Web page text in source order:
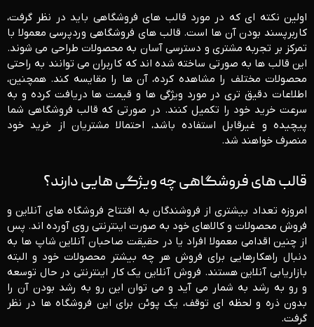
اولین نکته ‌ای که در مورد قالب ‌های فروشگاهی باید در نظر گرفت،
کاربرپسند بودن آن ‌ها است. قالب‌ های فروشگاهی وردپرسی معمولا با
تمرکز بر تجربه مشتری و دسترسی آسان به محصولات طراحی می‌ شوند.
این قالب‌ ها به صورتی ساخته شده‌ اند که کاربران می ‌توانند به راحتی
محصولات مختلف را مشاهده کرده، آن‌ ها را مقایسه کند. همچنین،
اطلاعات دقیق‌ تری در مورد ویژگی‌ ها و قیمت‌ ها دریافت کرده و به
سرعت خرید خود را تکمیل کنند. در صورتی که قالب فروشگاهی شما
پیچیده و غیرقابل استفاده باشد، احتمالا مشتریان از خرید خود
منصرف خواهند شد.
قالب های فروشگاهی چه ویژگی هایی دارند؟
امروزه تعداد بیشتری از فروشندگان به افتتاح فروشگاه های آنلاین و
فروش محصولات و کالاهای خود به صورت اینترنتی روی آورده اند. پس
از چنین اقدامی معمولا افراد یا در حقیقت صاحبان آنلاین شاپ ها به
دنبال راهکارهایی برای فروش هر چه بیشتر محصولات خود و البته
بازاریابی آنلاین هستند. فروش آنلاین یک کار اینترنتی در حال توسعه
و رو به رشد به شمار می آید و می توان این رو به رشد بودن آن را
بدون ذره و لحظه ای توقف، یک پوئن برای این فروشگاه ها در نظر
گرفت.